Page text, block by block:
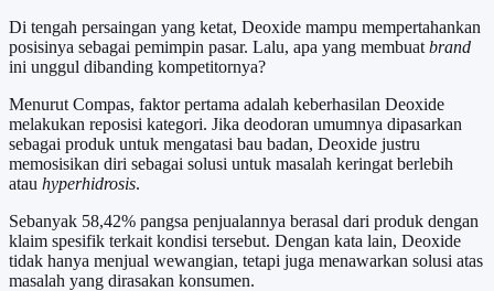
Di tengah persaingan yang ketat, Deoxide mampu mempertahankan
posisinya sebagai pemimpin pasar. Lalu, apa yang membuat brand
ini unggul dibanding kompetitornya?
Menurut Compas, faktor pertama adalah keberhasilan Deoxide
melakukan reposisi kategori. Jika deodoran umumnya dipasarkan
sebagai produk untuk mengatasi bau badan, Deoxide justru
memosisikan diri sebagai solusi untuk masalah keringat berlebih
atau hyperhidrosis.
Sebanyak 58,42% pangsa penjualannya berasal dari produk dengan
klaim spesifik terkait kondisi tersebut. Dengan kata lain, Deoxide
tidak hanya menjual wewangian, tetapi juga menawarkan solusi atas
masalah yang dirasakan konsumen.